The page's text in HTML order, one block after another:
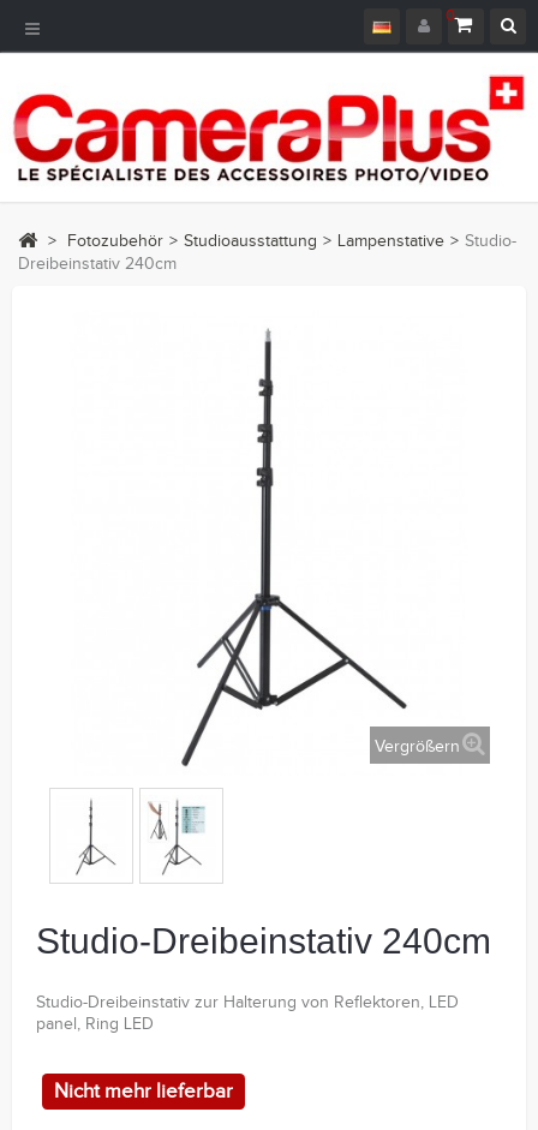
0
Toggle
Navigation
> Fotozubehör > Studioausstattung > Lampenstative > Studio-
Dreibeinstativ 240cm
Vergrößern
Studio-Dreibeinstativ 240cm
Studio-Dreibeinstativ zur Halterung von Reflektoren, LED
panel, Ring LED
Nicht mehr lieferbar